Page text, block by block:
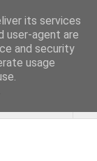
its services
user-agent are
and security
usage